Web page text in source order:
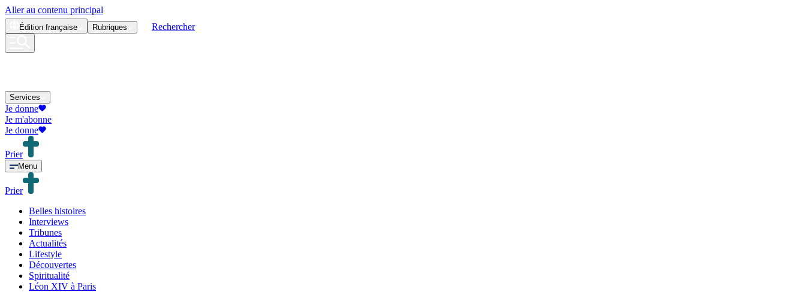
Aller au contenu principal
Édition française Rubriques Rechercher
Services
Je donne
Je m'abonne
Je donne
Prier
Menu
Prier
Belles histoires
Interviews
Tribunes
Actualités
Lifestyle
Découvertes
Spiritualité
Léon XIV à Paris